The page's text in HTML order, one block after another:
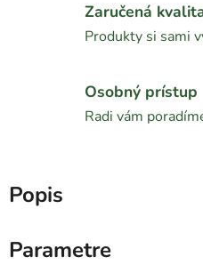
Zaručená
Produkty si sami
Osobný prístup
Radi vám
Popis
Parametre